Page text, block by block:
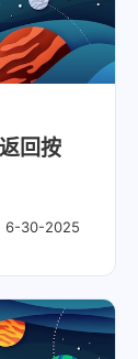
回按
6-30-2025